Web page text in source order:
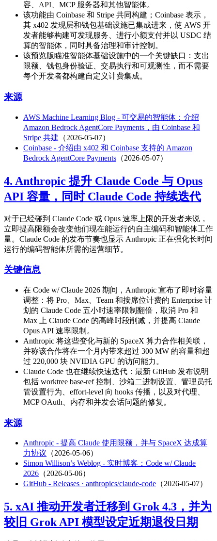
容、API、MCP 服务器和其他智能体。
该功能由 Coinbase 和 Stripe 共同构建；Coinbase 表示，
其 x402 发现层和钱包基础设施已集成进来，使 AWS 开
发者能够构建可发现服务、进行小额支付并以 USDC 结
算的智能体，同时具备治理和审计控制。
该预览版瞄准智能体基础设施中的一个关键缺口：支出
限额、钱包身份验证、交易执行和可观测性，而不需要
每个开发者都构建自定义计费集成。
来源
AWS Machine Learning Blog - 可交易的智能体：介绍
Amazon Bedrock AgentCore Payments，由 Coinbase 和
Stripe 共建 （2026-05-07）
Coinbase - 介绍由 x402 和 Coinbase 支持的 Amazon
Bedrock AgentCore Payments （2026-05-07）
4. Anthropic 提升 Claude Code 与 Opus
API 容量，同时 Claude Code 持续迭代
对于已经碰到 Claude Code 或 Opus 速率上限的开发者来说，
立即提高限额会改变他们现在能运行的自主编码和智能体工作
量。Claude Code 的发布节奏也显示 Anthropic 正在强化长时间
运行的编码智能体所需的运营细节。
关键信息
在 Code w/ Claude 2026 期间，Anthropic 宣布了即时容量
调整：将 Pro、Max、Team 和按席位计费的 Enterprise 计
划的 Claude Code 五小时速率限制翻倍，取消 Pro 和
Max 上 Claude Code 的高峰时段削减，并提高 Claude
Opus API 速率限制。
Anthropic 将这些变化与新的 SpaceX 算力合作相关联，
并称该合作将在一个月内带来超过 300 MW 的容量和超
过 220,000 块 NVIDIA GPU 的访问能力。
Claude Code 也在继续快速迭代：最新 GitHub 发布说明
包括 worktree base-ref 控制、沙箱二进制设置、管理员托
管设置行为、effort-level 向 hooks 传播，以及对代理、
MCP OAuth、内存和并发会话问题的修复。
来源
Anthropic - 提高 Claude 使用限额，并与 SpaceX 达成算
力协议 （2026-05-06）
Simon Willison’s Weblog - 实时博客：Code w/ Claude
2026 （2026-05-06）
GitHub - Releases · anthropics/claude-code （2026-05-07）
5. xAI 推动开发者迁移到 Grok 4.3，并为
较旧 Grok API 模型设定近期退役日期